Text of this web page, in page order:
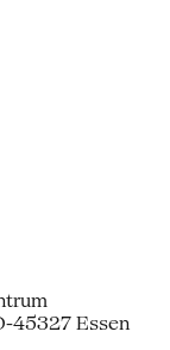
45327 Essen